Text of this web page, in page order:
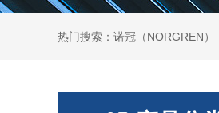
热门搜索：诺冠（NORGREN